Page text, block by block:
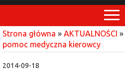
Strona główna » AKTUALNOŚCI »
pomoc medyczna kierowcy
2014-09-18